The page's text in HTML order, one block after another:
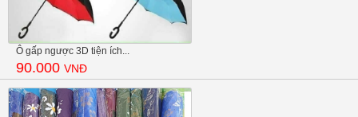
Ô gấp ngược 3D tiện ích...
90.000 VNĐ